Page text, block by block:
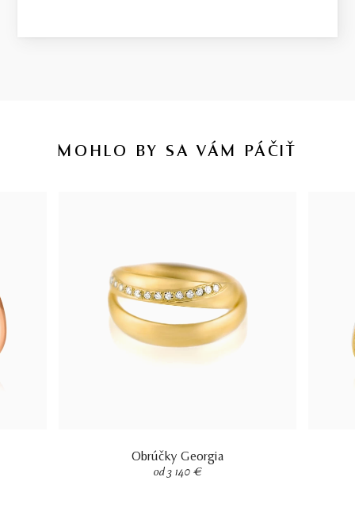
MOHLO BY SA VÁM PÁČIŤ
Obrúčky Georgia
od 3 140 €